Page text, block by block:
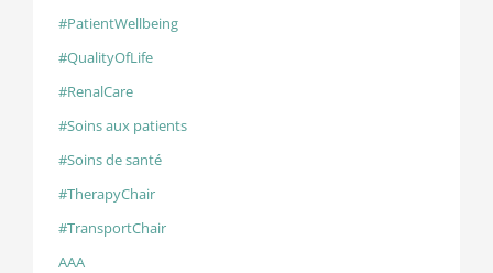
#PatientWellbeing
#QualityOfLife
#RenalCare
#Soins aux patients
#Soins de santé
#TherapyChair
#TransportChair
AAA